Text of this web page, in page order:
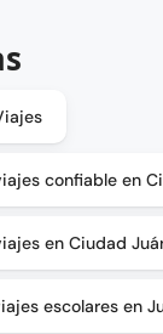
confiable en
en Ciudad
escolares en